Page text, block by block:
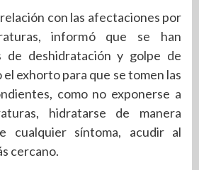
con las afectaciones por
informó que se han
de deshidratación y golpe de
exhorto para que se tomen las
como no exponerse a
hidratarse de manera
cualquier síntoma, acudir al
cercano.